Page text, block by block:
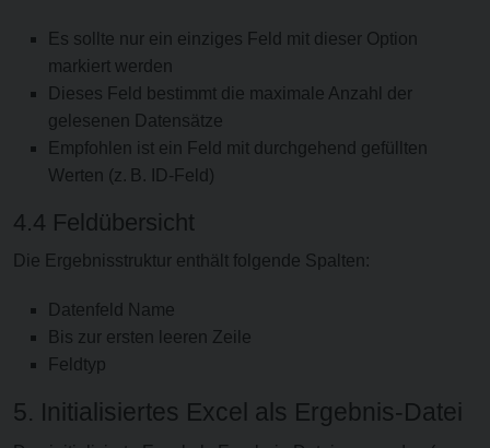
Es sollte nur ein einziges Feld mit dieser Option
markiert werden
Dieses Feld bestimmt die maximale Anzahl der
gelesenen Datensätze
Empfohlen ist ein Feld mit durchgehend gefüllten
Werten (z. B. ID-Feld)
4.4 Feldübersicht
Die Ergebnisstruktur enthält folgende Spalten:
Datenfeld Name
Bis zur ersten leeren Zeile
Feldtyp
5. Initialisiertes Excel als Ergebnis-Datei